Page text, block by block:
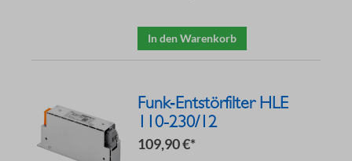
In den Warenkorb
Funk‑Entstörfilter HLE
110-230/12
109,90 €*